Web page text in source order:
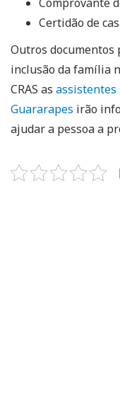
Certidão de
Outros documentos
inclusão da família
CRAS as assistentes
Guararapes irão
ajudar a pessoa a